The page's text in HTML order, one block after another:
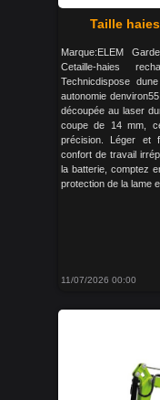
Taille
Marque:ELEM
Cetaille-haies
Technicdispose
autonomie
découpée au laser
coupe de 14 mm,
précision. Léger et
confort de travail
la batterie, comptez
protection de la lame
11/07/2026 00:00